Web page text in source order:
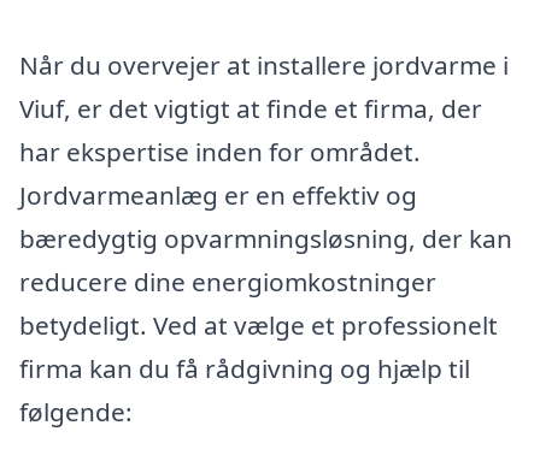
Når du overvejer at installere jordvarme i
Viuf, er det vigtigt at finde et firma, der
har ekspertise inden for området.
Jordvarmeanlæg er en effektiv og
bæredygtig opvarmningsløsning, der kan
reducere dine energiomkostninger
betydeligt. Ved at vælge et professionelt
firma kan du få rådgivning og hjælp til
følgende: